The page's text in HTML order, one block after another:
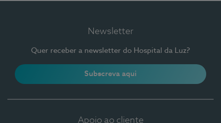
Newsletter
Quer receber a newsletter do Hospital da Luz?
Subscreva aqui
Apoio ao cliente